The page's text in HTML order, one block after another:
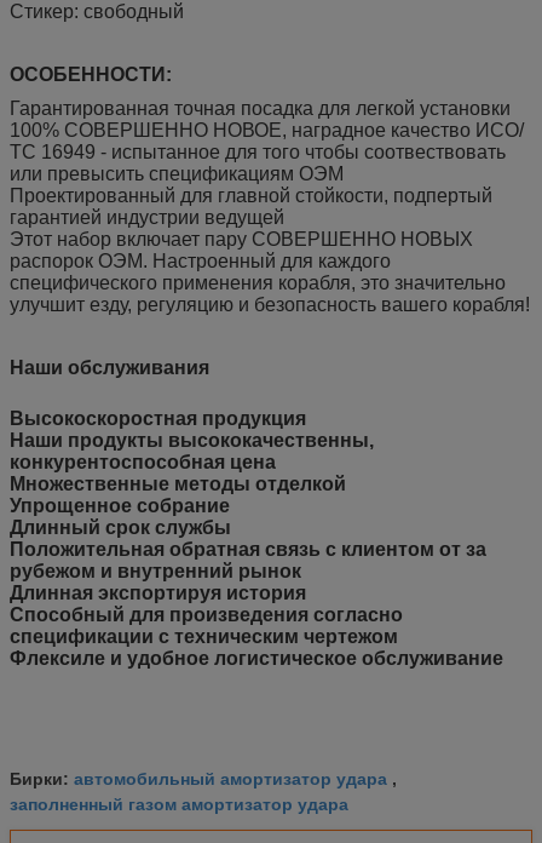
Стикер: свободный
ОСОБЕННОСТИ:
Гарантированная точная посадка для легкой установки
100% СОВЕРШЕННО НОВОЕ, наградное качество ИСО/
ТС 16949 - испытанное для того чтобы соотвествовать
или превысить спецификациям ОЭМ
Проектированный для главной стойкости, подпертый
гарантией индустрии ведущей
Этот набор включает пару СОВЕРШЕННО НОВЫХ
распорок ОЭМ. Настроенный для каждого
специфического применения корабля, это значительно
улучшит езду, регуляцию и безопасность вашего корабля!
Наши обслуживания
Высокоскоростная продукция
Наши продукты высококачественны,
конкурентоспособная цена
Множественные методы отделкой
Упрощенное собрание
Длинный срок службы
Положительная обратная связь с клиентом от за
рубежом и внутренний рынок
Длинная экспортируя история
Способный для произведения согласно
спецификации с техническим чертежом
Флексиле и удобное логистическое обслуживание
Бирки: автомобильный амортизатор удара ,
заполненный газом амортизатор удара